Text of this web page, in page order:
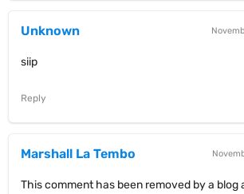
Unknown
siip
Reply
Marshall La Tembo
This comment has been removed by a blog